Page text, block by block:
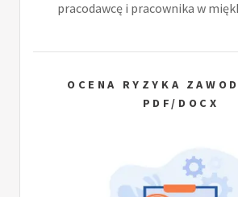
pracodawcę i pracownika w
OCENA RYZYKA
PDF/DOCX